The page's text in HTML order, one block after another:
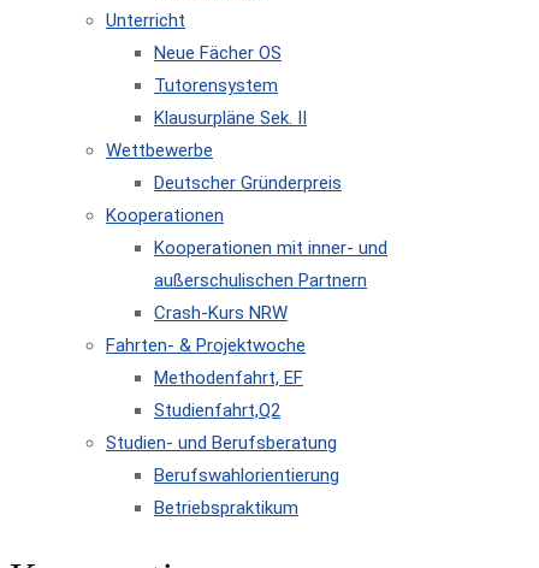
Unterricht
Neue Fächer OS
Tutorensystem
Klausurpläne Sek. II
Wettbewerbe
Deutscher Gründerpreis
Kooperationen
Kooperationen mit inner- und
außerschulischen Partnern
Crash-Kurs NRW
Fahrten- & Projektwoche
Methodenfahrt, EF
Studienfahrt,Q2
Studien- und Berufsberatung
Berufswahlorientierung
Betriebspraktikum